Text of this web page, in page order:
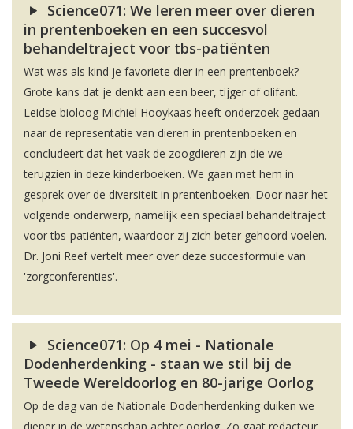
Science071: We leren meer over dieren
in prentenboeken en een succesvol
behandeltraject voor tbs-patiënten
Wat was als kind je favoriete dier in een prentenboek?
Grote kans dat je denkt aan een beer, tijger of olifant.
Leidse bioloog Michiel Hooykaas heeft onderzoek gedaan
naar de representatie van dieren in prentenboeken en
concludeert dat het vaak de zoogdieren zijn die we
terugzien in deze kinderboeken. We gaan met hem in
gesprek over de diversiteit in prentenboeken. Door naar het
volgende onderwerp, namelijk een speciaal behandeltraject
voor tbs-patiënten, waardoor zij zich beter gehoord voelen.
Dr. Joni Reef vertelt meer over deze succesformule van
'zorgconferenties'.
Science071: Op 4 mei - Nationale
Dodenherdenking - staan we stil bij de
Tweede Wereldoorlog en 80-jarige Oorlog
Op de dag van de Nationale Dodenherdenking duiken we